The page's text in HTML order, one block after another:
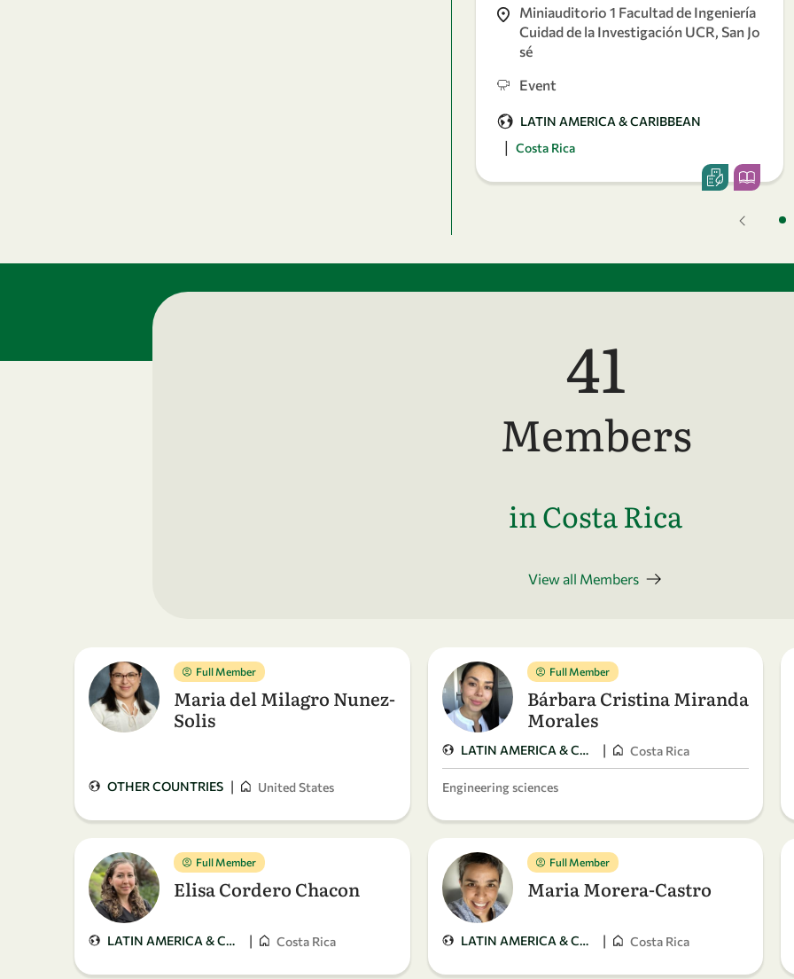
Miniauditorio 1 Facultad de Ingeniería
Cuidad de la Investigación UCR, San Jo
sé
Event
LATIN AMERICA & CARIBBEAN
| Costa Rica
41
Members
in Costa Rica
View all Members
Full Member
Maria del Milagro Nunez-
Solis
OTHER COUNTRIES | United States
Full Member
Bárbara Cristina Miranda
Morales
LATIN AMERICA & CARIBBEAN | Costa Rica
Engineering sciences
Full Member
Elisa Cordero Chacon
LATIN AMERICA & CARIBBEAN | Costa Rica
Full Member
Maria Morera-Castro
LATIN AMERICA & CARIBBEAN | Costa Rica